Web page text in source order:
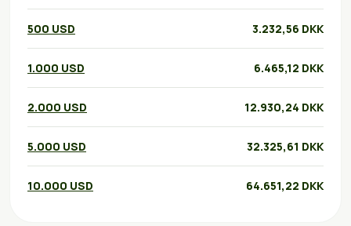
500 USD 3.232,56 DKK
1.000 USD 6.465,12 DKK
2.000 USD 12.930,24 DKK
5.000 USD 32.325,61 DKK
10.000 USD 64.651,22 DKK